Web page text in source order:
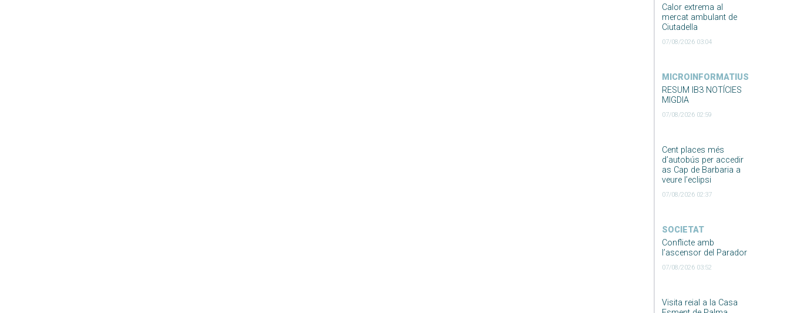
Calor extrema al
mercat ambulant de
Ciutadella
07/08/2026 03:04
MICROINFORMATIUS
RESUM IB3 NOTÍCIES
MIGDIA
07/08/2026 02:59
Cent places més
d’autobús per accedir
as Cap de Barbaria a
veure l’eclipsi
07/08/2026 02:37
SOCIETAT
Conflicte amb
l’ascensor del Parador
07/08/2026 03:52
Visita reial a la Casa